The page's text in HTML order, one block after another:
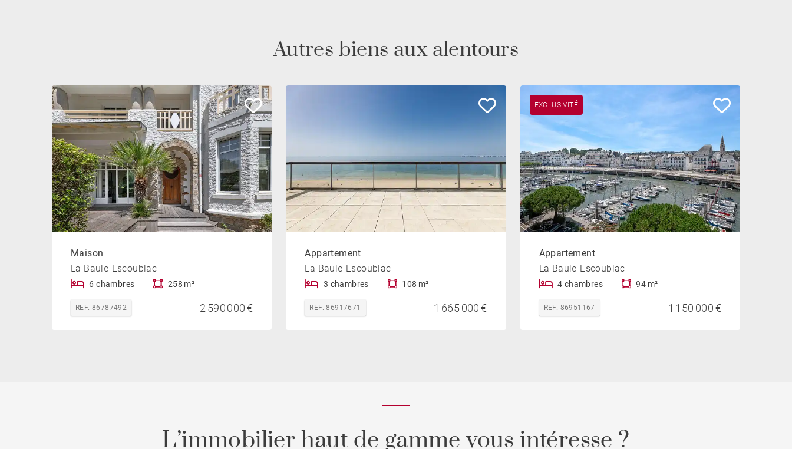
Autres biens aux alentours
Maison
La Baule-Escoublac
6 chambres 258 m²
REF. 86787492 2 590 000 €
Appartement
La Baule-Escoublac
3 chambres 108 m²
REF. 86917671 1 665 000 €
EXCLUSIVITÉ
Appartement
La Baule-Escoublac
4 chambres 94 m²
REF. 86951167 1 150 000 €
L’immobilier haut de gamme vous intéresse ?